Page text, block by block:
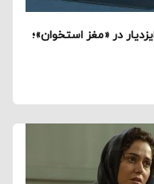
در «مغز استخوان»؛